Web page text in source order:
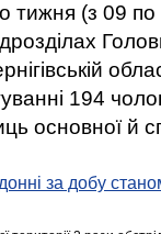
тижня (з 09
194
основної й
за добу